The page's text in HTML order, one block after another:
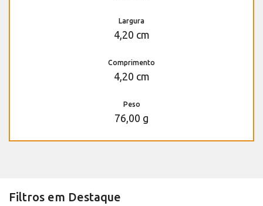
Largura
4,20 cm
Comprimento
4,20 cm
Peso
76,00 g
Filtros em Destaque